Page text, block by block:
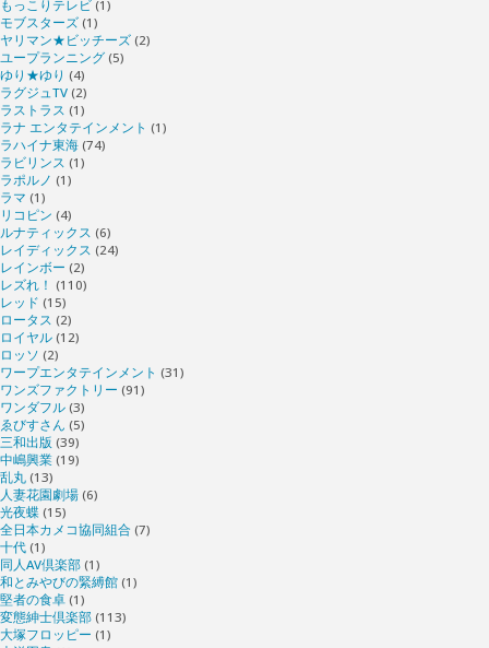
もっこりテレビ (1)
モブスターズ (1)
ヤリマン★ビッチーズ (2)
ユープランニング (5)
ゆり★ゆり (4)
ラグジュTV (2)
ラストラス (1)
ラナ エンタテインメント (1)
ラハイナ東海 (74)
ラビリンス (1)
ラポルノ (1)
ラマ (1)
リコピン (4)
ルナティックス (6)
レイディックス (24)
レインボー (2)
レズれ！ (110)
レッド (15)
ロータス (2)
ロイヤル (12)
ロッソ (2)
ワープエンタテインメント (31)
ワンズファクトリー (91)
ワンダフル (3)
ゑびすさん (5)
三和出版 (39)
中嶋興業 (19)
乱丸 (13)
人妻花園劇場 (6)
光夜蝶 (15)
全日本カメコ協同組合 (7)
十代 (1)
同人AV倶楽部 (1)
和とみやびの緊縛館 (1)
堅者の食卓 (1)
変態紳士倶楽部 (113)
大塚フロッピー (1)